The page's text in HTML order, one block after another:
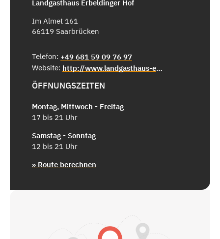
Landgasthaus Erbeldinger Hof
Im Almet 161
66119 Saarbrücken
Telefon: +49 681 59 09 76 97
Website:
http://www.landgasthaus-erbeldingerhof.de/
ÖFFNUNGSZEITEN
Montag, Mittwoch - Freitag
17 bis 21 Uhr
Samstag - Sonntag
12 bis 21 Uhr
» Route berechnen